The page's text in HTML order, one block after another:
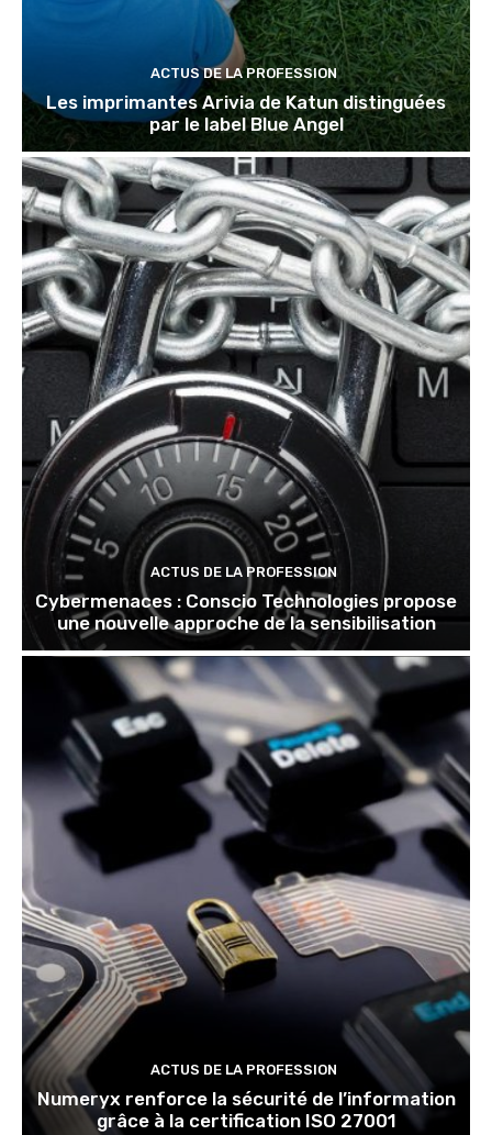
ACTUS DE LA PROFESSION
Les imprimantes Arivia de Katun distinguées
par le label Blue Angel
ACTUS DE LA PROFESSION
Cybermenaces : Conscio Technologies propose
une nouvelle approche de la sensibilisation
ACTUS DE LA PROFESSION
Numeryx renforce la sécurité de l’information
grâce à la certification ISO 27001